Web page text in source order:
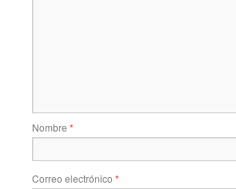
Nombre *
Correo electrónico *